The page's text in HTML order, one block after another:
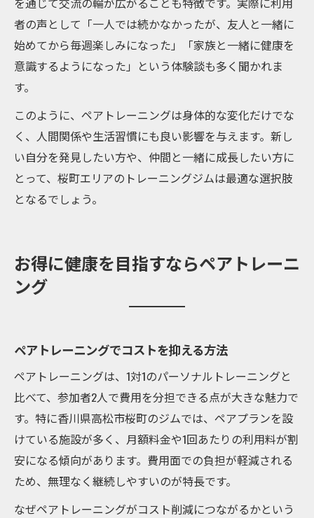
者の声として「一人では続かなかったが、友人と一緒に
始めてから毎週楽しみになった」「家族と一緒に健康を
意識するようになった」という体験談も多く聞かれま
す。
このように、ペアトレーニングは身体的な変化だけでな
く、人間関係や生活習慣にも良い影響を与えます。新し
い自分を発見したい方や、仲間と一緒に成長したい方に
とって、桜町エリアのトレーニングジムは最適な選択肢
となるでしょう。
お得に健康を目指すならペアトレーニ
ング
ペアトレーニングでコストを抑える方法
ペアトレーニングは、1対1のパーソナルトレーニングと
比べて、参加者2人で費用を分担できる点が大きな魅力で
す。特に香川県高松市桜町のジムでは、ペアプランを設
けている施設が多く、月額料金や1回あたりの利用料が割
安になる傾向があります。費用面での負担が軽減される
ため、無理なく継続しやすいのが特長です。
なぜペアトレーニングがコスト削減につながるかという